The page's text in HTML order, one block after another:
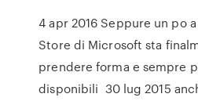
4 apr 2016 Seppure un po
Store di Microsoft sta
prendere forma e sempre
disponibili 30 lug 2015